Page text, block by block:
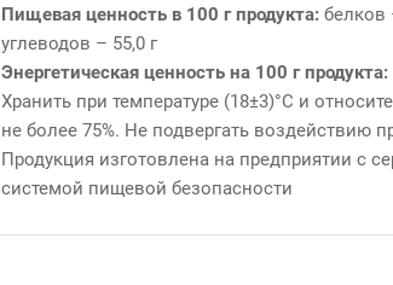
Пищевая ценность в 100 г продукта: белков
углеводов – 55,0 г
Энергетическая ценность на 100 г продукта:
Хранить при температуре (18±3)°С и
не более 75%. Не подвергать воздействию
Продукция изготовлена на предприятии с
системой пищевой безопасности